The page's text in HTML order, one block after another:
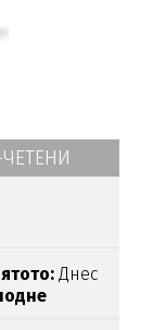
Днес